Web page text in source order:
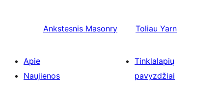
Ankstesnis Masonry Toliau Yarn
Apie
Naujienos
Tinklalapių
pavyzdžiai